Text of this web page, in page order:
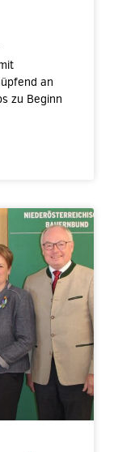
an
zu Beginn